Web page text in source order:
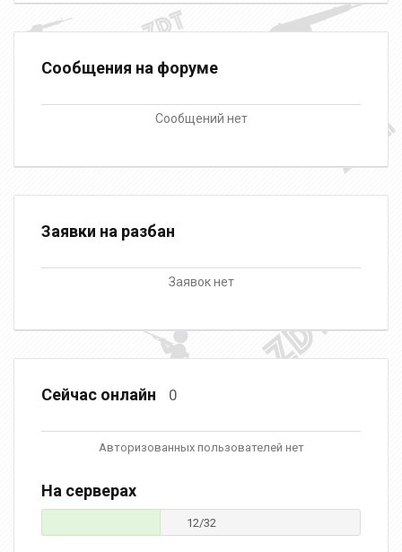
Сообщения на форуме
Сообщений нет
Заявки на разбан
Заявок нет
Сейчас онлайн 0
Авторизованных пользователей нет
На серверах
12/32